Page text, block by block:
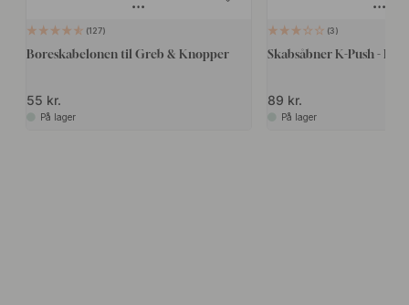
127
Boreskabelonen til Greb & Knopper
55 kr.
På lager
3
Skabsåbner K-Push -
89 kr.
På lager